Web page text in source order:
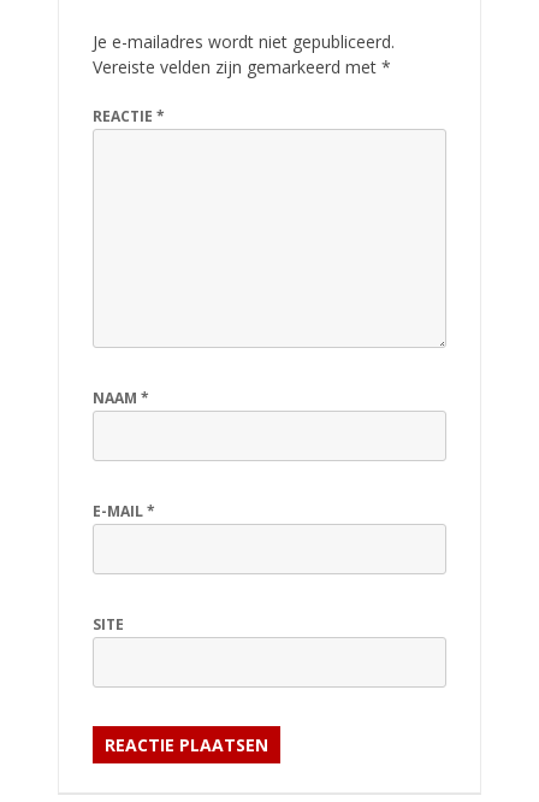
Je e-mailadres wordt niet gepubliceerd.
Vereiste velden zijn gemarkeerd met *
REACTIE *
NAAM *
E-MAIL*
SITE